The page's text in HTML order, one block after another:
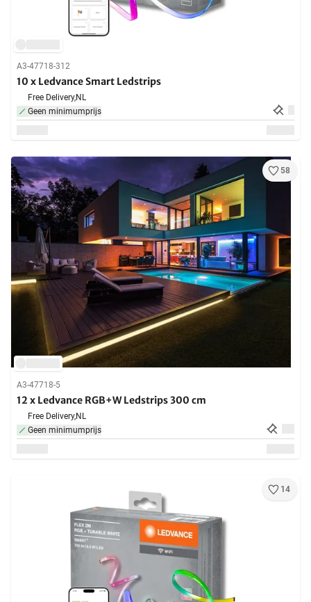
A3-47718-312
10 x Ledvance Smart Ledstrips
Free Delivery,NL
Geen minimumprijs
58
A3-47718-5
12 x Ledvance RGB+W Ledstrips 300 cm
Free Delivery,NL
Geen minimumprijs
14